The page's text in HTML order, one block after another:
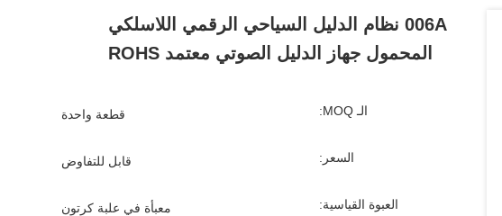
006A نظام الدليل السياحي الرقمي اللاسلكي
المحمول جهاز الدليل الصوتي معتمد ROHS
الـ MOQ: قطعة واحدة
السعر: قابل للتفاوض
العبوة القياسية: معبأة في علبة كرتون